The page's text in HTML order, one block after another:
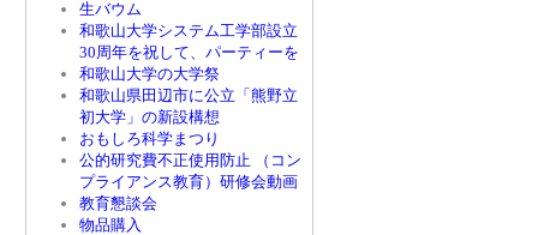
生バウム
和歌山大学システム工学部設立
30周年を祝して、パーティーを
和歌山大学の大学祭
和歌山県田辺市に公立「熊野立
初大学」の新設構想
おもしろ科学まつり
公的研究費不正使用防止 （コン
プライアンス教育）研修会動画
教育懇談会
物品購入